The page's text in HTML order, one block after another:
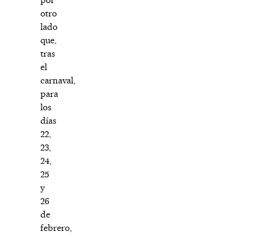
otro
lado
que,
tras
el
carnaval,
para
los
días
22,
23,
24,
25
y
26
de
febrero,